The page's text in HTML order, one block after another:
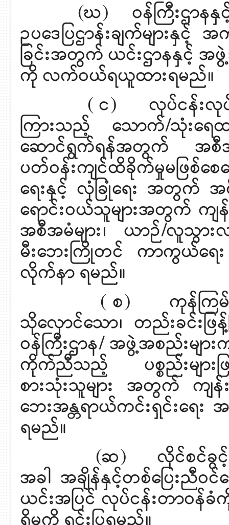
(ဃ) ဝန်ကြီးဌာနနှင့်
ဥပဒေပြဌာန်းချက်များနှ
ခြင်းအတွက် ယင်းဌာနနှင့် အ
ကို လက်ဝယ်ရယူထားရမည်။
( င) လုပ်ငန်းလုပ်ကို
ကြားသည့် သောက်/သုံးရေထ
ဆောင်ရွက်ရန်အတွက် အစီအမံ
ပတ်ဝန်းကျင်ထိခိုက်မှုမဖြစ်စေ
ရေးနှင့် လုံခြုံရေး အတွက် အ
ရောင်းဝယ်သူများအတွက် ကျန်
အစီအမံများ၊ ယာဉ်/လူသွား
မီးဘေးကြိုတင် ကာကွယ်ရေ
လိုက်နာ ရမည်။
( စ) ကုန်ကြမ်းအဖြ
သိုလှောင်သော၊ တည်းခင်းဖ
ဝန်ကြီးဌာန/ အဖွဲ့အစည်းမျ
ကိုက်ညီသည့် ပစ္စည်းများ
စားသုံးသူများ အတွက် က
ဘေးအန္တရာယ်ကင်းရှင်းရေး
ရမည်။
(ဆ) လိုင်စင်ခွင့်ပြုထ
အခါ အချိန်နှင့်တစ်ပြေးညီဝ
ယင်းအပြင် လုပ်ငန်းတာဝ